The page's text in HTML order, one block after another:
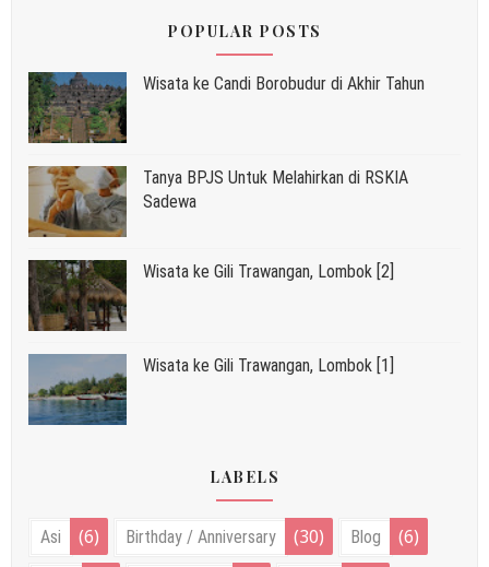
POPULAR POSTS
Wisata ke Candi Borobudur di Akhir Tahun
Tanya BPJS Untuk Melahirkan di RSKIA
Sadewa
Wisata ke Gili Trawangan, Lombok [2]
Wisata ke Gili Trawangan, Lombok [1]
LABELS
Asi (6) Birthday / Anniversary (30) Blog (6)